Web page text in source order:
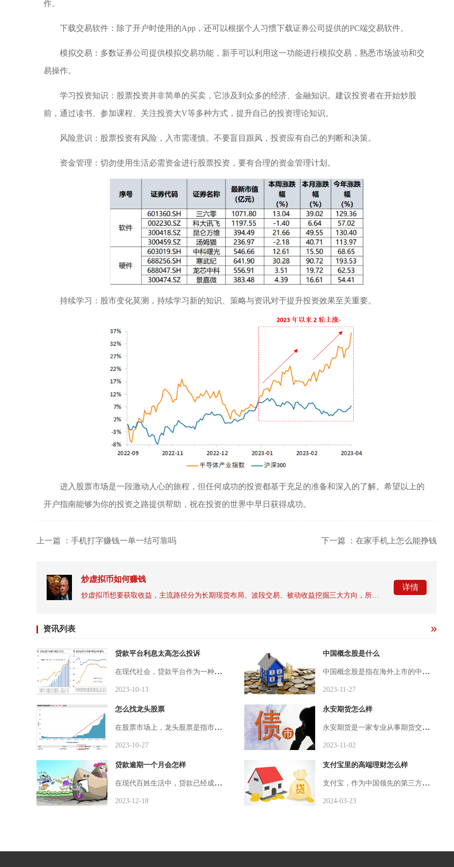
作。
下载交易软件：除了开户时使用的App，还可以根据个人习惯下载证券公司提供的PC端交易软件。
模拟交易：多数证券公司提供模拟交易功能，新手可以利用这一功能进行模拟交易，熟悉市场波动和交
易操作。
学习投资知识：股票投资并非简单的买卖，它涉及到众多的经济、金融知识。建议投资者在开始炒股
前，通过读书、参加课程、关注投资大V等多种方式，提升自己的投资理论知识。
风险意识：股票投资有风险，入市需谨慎。不要盲目跟风，投资应有自己的判断和决策。
资金管理：切勿使用生活必需资金进行股票投资，要有合理的资金管理计划。
持续学习：股市变化莫测，持续学习新的知识、策略与资讯对于提升投资效果至关重要。
进入股票市场是一段激动人心的旅程，但任何成功的投资都基于充足的准备和深入的了解。希望以上的
开户指南能够为你的投资之路提供帮助，祝在投资的世界中早日获得成功。
上一篇 ：手机打字赚钱一单一结可靠吗 下一篇 ：在家手机上怎么能挣钱
炒虚拟币如何赚钱
炒虚拟币想要获取收益，主流路径分为长期现货布局、波段交易、被动收益挖掘三大方向，所有盈利模式均伴随极高市场波动风险，建立完善风控体系是持续获利的核心前提。长期现货持仓是新手门槛最低的方式，依靠市场牛熊周期赚取代币价差，优先选择共识度较高的主流资产，采用分批定投的方式平滑短期涨跌带来的成本波动，避免一次性满仓进场。这套策略不需要持续盯盘，适合时间有限的参与者，但需要具备长期持有心态，能够承受大幅度回撤，在市场狂热阶段逐步止盈兑现利润，不要盲目扩大持仓规模。波段交易与双向合约属于
详情
资讯列表
贷款平台利息太高怎么投诉
在现代社会，贷款平台作为一种方便快捷的借贷方式，深受广大人民群众的欢迎。近年来一些贷款平台收取的利息过高，引起了广泛的关注和不满。面对这种情况，我们应该如何投诉呢？我们要了解贷款平台是否存在过高的利息问题。在选择借款平台之前，我们应该提前调
2023-10-13
中国概念股是什么
中国概念股是指在海外上市的中国企业股票。随着中国经济的快速发展和国际化进程的推进，越来越多的中国企业选择在海外上市，以吸引更多的外资和扩大国际影响力。这些在海外上市的中国企业即被称为中国概念股。中国概念股的兴起与中国经济的迅速崛起密不可分。
2023-11-27
怎么找龙头股票
在股票市场上，龙头股票是指市值大、业绩稳定、行业地位领先的个股。投资者通常希望能够找到这样的公司，因为它们具有稳定的收益和良好的投资回报。下面将介绍一些寻找龙头股票的方法，帮助投资者提高投资成功的概率。寻找龙头股票的第一步是找到行业地位领先
2023-10-27
永安期货怎么样
永安期货是一家专业从事期货交易的公司，始创于2005年，总部位于中国上海。多年来，永安期货凭借其优质的服务和专业的交易团队，成为国内业内知名的期货机构之一。下面将从公司简介、交易平台、产品服务等几个方面详细介绍永安期货。永安期货是一家经过国
2023-11-02
贷款逾期一个月会怎样
在现代百姓生活中，贷款已经成为一种常见的现象。无论是购房贷款、购车贷款，还是个人消费贷款，贷款似乎渗透进了人们的生活中。由于各种原因，有时候不可避免地会发生贷款逾期的情况。贷款逾期一个月会有什么后果呢？逾期一个月往往会面临利息的递增。贷款逾
2023-12-18
支付宝里的高端理财怎么样
支付宝，作为中国领先的第三方支付平台，不仅深受亿万用户的喜爱用于日常的支付、消费、转账等，还提供了包括基金、保险、贷款及理财等多元化金融服务。在众多功能之中，支付宝的高端理财服务尤为受到投资者的关注与青睐。本游戏攻略旨在深入探讨支付宝里的高端理财服务，为广大用户提供一个全面、客观的认识。高端理财，在支付宝的定义中，通常指的是针对有一定投资经验和风险承受能力的用户提供的一系列长期、稳健、收益相对较高的理财产品和服务。这类产品往往有着更高的门槛和预期收益，同时也伴随着相应的风险。
2024-03-23